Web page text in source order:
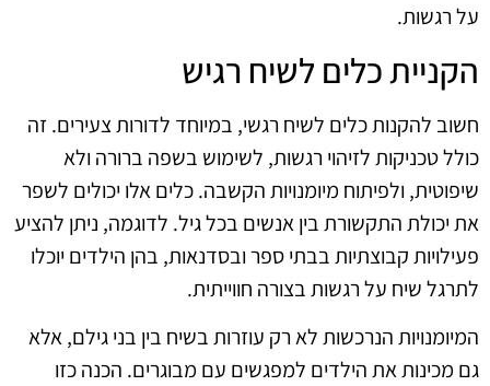
על רגשות.
הקניית כלים לשיח רגיש
חשוב להקנות כלים לשיח רגשי, במיוחד לדורות צעירים. זה
כולל טכניקות לזיהוי רגשות, לשימוש בשפה ברורה ולא
שיפוטית, ולפיתוח מיומנויות הקשבה. כלים אלו יכולים לשפר
את יכולת התקשורת בין אנשים בכל גיל. לדוגמה, ניתן להציע
פעילויות קבוצתיות בבתי ספר ובסדנאות, בהן הילדים יוכלו
לתרגל שיח על רגשות בצורה חווייתית.
המיומנויות הנרכשות לא רק עוזרות בשיח בין בני גילם, אלא
גם מכינות את הילדים למפגשים עם מבוגרים. הכנה כזו